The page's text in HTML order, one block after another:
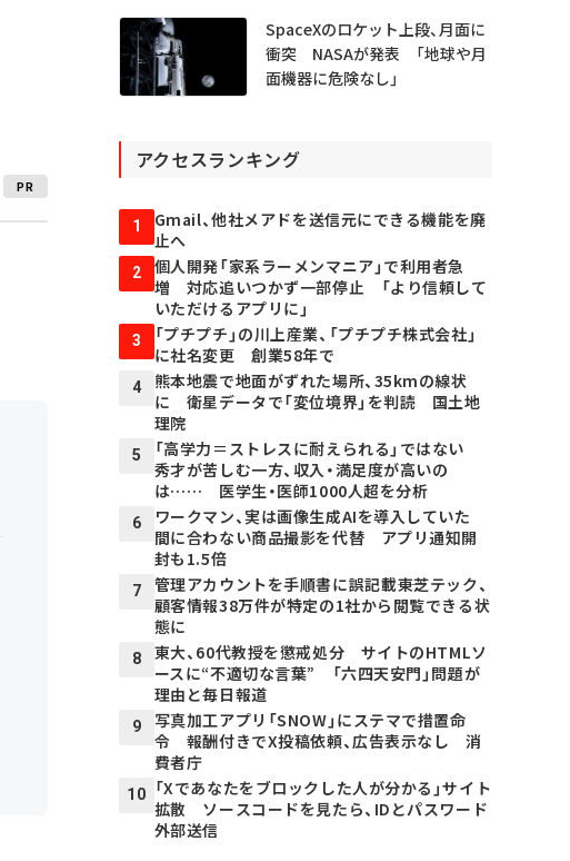
PR
SpaceXのロケット上段、月面に
衝突 NASAが発表 「地球や月
面機器に危険なし」
アクセスランキング
1
Gmail、他社メアドを送信元にできる機能を廃
止へ
2
個人開発「家系ラーメンマニア」で利用者急
増 対応追いつかず一部停止 「より信頼して
いただけるアプリに」
3
「プチプチ」の川上産業、「プチプチ株式会社」
に社名変更 創業58年で
4
熊本地震で地面がずれた場所、35kmの線状
に 衛星データで「変位境界」を判読 国土地
理院
5
「高学力＝ストレスに耐えられる」ではない
秀才が苦しむ一方、収入・満足度が高いの
は…… 医学生・医師1000人超を分析
6
ワークマン、実は画像生成AIを導入していた
間に合わない商品撮影を代替 アプリ通知開
封も1.5倍
7
管理アカウントを手順書に誤記載――東芝テック、
顧客情報38万件が特定の1社から閲覧できる状
態に
8
東大、60代教授を懲戒処分 サイトのHTMLソ
ースに“不適切な言葉” 「六四天安門」問題が
理由と毎日報道
9
写真加工アプリ「SNOW」にステマで措置命
令 報酬付きでX投稿依頼、広告表示なし 消
費者庁
10
「Xであなたをブロックした人が分かる」サイト
拡散 ソースコードを見たら、IDとパスワード
外部送信